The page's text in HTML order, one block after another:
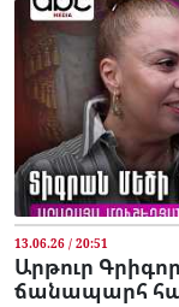
13.06.26 / 20:51
Արթուր
ճանապարհ